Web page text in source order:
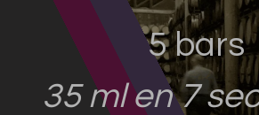
5 bars
35 ml en 7